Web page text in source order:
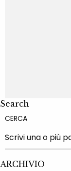
Search
CERCA
ARCHIVIO